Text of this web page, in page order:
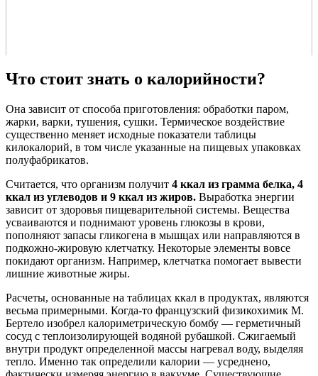
Что стоит знать о калорийности?
Она зависит от способа приготовления: обработки паром,
жарки, варки, тушения, сушки. Термическое воздействие
существенно меняет исходные показатели таблицы
килокалорий, в том числе указанные на пищевых упаковках
полуфабрикатов.
Считается, что организм получит 4 ккал из грамма белка, 4
ккал из углеводов и 9 ккал из жиров. Выработка энергии
зависит от здоровья пищеварительной системы. Вещества
усваиваются и поднимают уровень глюкозы в крови,
пополняют запасы гликогена в мышцах или направляются в
подкожно-жировую клетчатку. Некоторые элементы вовсе
покидают организм. Например, клетчатка помогает вывести
лишние животные жиры.
Расчеты, основанные на таблицах ккал в продуктах, являются
весьма примерными. Когда-то французский физикохимик М.
Бертело изобрел калориметрическую бомбу — герметичный
сосуд с теплоизолирующей водяной рубашкой. Сжигаемый
внутри продукт определенной массы нагревал воду, выделяя
тепло. Именно так определили калории — усреднено,